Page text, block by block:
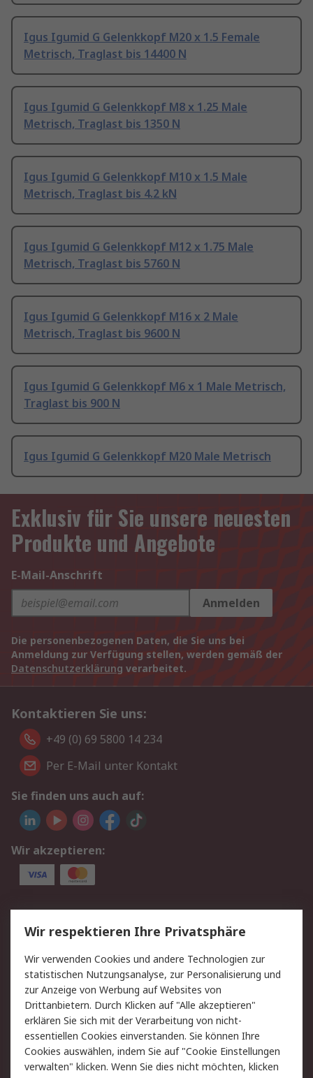
Igus Igumid G Gelenkkopf M20 x 1.5 Female
Metrisch, Traglast bis 14400 N
Igus Igumid G Gelenkkopf M8 x 1.25 Male
Metrisch, Traglast bis 1350 N
Igus Igumid G Gelenkkopf M10 x 1.5 Male
Metrisch, Traglast bis 4.2 kN
Igus Igumid G Gelenkkopf M12 x 1.75 Male
Metrisch, Traglast bis 5760 N
Igus Igumid G Gelenkkopf M16 x 2 Male
Metrisch, Traglast bis 9600 N
Igus Igumid G Gelenkkopf M6 x 1 Male Metrisch,
Traglast bis 900 N
Igus Igumid G Gelenkkopf M20 Male Metrisch
Exklusiv für Sie unsere neuesten
Produkte und Angebote
E-Mail-Anschrift
Anmelden
Die personenbezogenen Daten, die Sie uns bei
Anmeldung zur Verfügung stellen, werden gemäß der
Datenschutzerklärung verarbeitet.
Kontaktieren Sie uns:
+49 (0) 69 5800 14 234
Per E-Mail unter Kontakt
Sie finden uns auch auf:
Wir akzeptieren:
Service
Value Added Services
Lieferlösungen
Rücksendungen
Kontakt
Hilfe
Privatkunden
Rechtliches
AGB
Datenschutz
Cookie-Richtlinie
Zahlungsbedingungen
Wir respektieren Ihre Privatsphäre
Wir verwenden Cookies und andere Technologien zur
statistischen Nutzungsanalyse, zur Personalisierung und
zur Anzeige von Werbung auf Websites von
Drittanbietern. Durch Klicken auf "Alle akzeptieren"
erklären Sie sich mit der Verarbeitung von nicht-
essentiellen Cookies einverstanden. Sie können Ihre
Cookies auswählen, indem Sie auf "Cookie Einstellungen
verwalten" klicken. Wenn Sie dies nicht möchten, klicken